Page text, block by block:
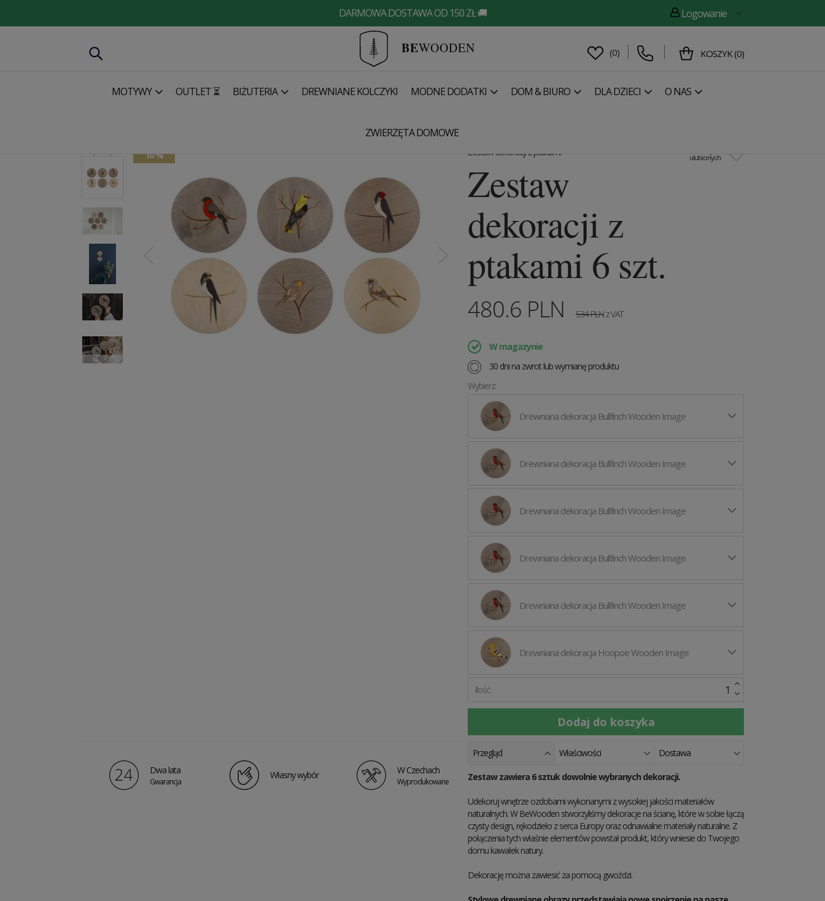
DARMOWA DOSTAWA OD 150 ZŁ 🚚 Logowanie
BEWOODEN (0) KOSZYK (0)
MOTYWY OUTLET ⏳ BIŻUTERIA DREWNIANE KOLCZYKI MODNE DODATKI DOM & BIURO DLA DZIECI O NAS
ZWIERZĘTA DOMOWE
10 % ulubionych
Zestaw dekoracji z ptakami
Zestaw
dekoracji z
ptakami 6 szt.
480.6 PLN 534PLNz VAT
W magazynie
30 dni na zwrot lub wymianę produktu
Wybierz:
Drewniana dekoracja Bullfinch Wooden Image
Drewniana dekoracja Bullfinch Wooden Image
Drewniana dekoracja Bullfinch Wooden Image
Drewniana dekoracja Bullfinch Wooden Image
Drewniana dekoracja Bullfinch Wooden Image
Drewniana dekoracja Hoopoe Wooden Image
Ilość:
Dwa lata
Gwarancja
Własny wybór W Czechach
Wyprodukowane
Przegląd Właściwości Dostawa
Zestaw zawiera 6 sztuk dowolnie wybranych dekoracji.
Udekoruj wnętrze ozdobami wykonanymi z wysokiej jakości materiałów
naturalnych. W BeWooden stworzyliśmy dekoracje na ścianę, które w sobie łączą
czysty design, rękodzieło z serca Europy oraz odnawialne materiały naturalne. Z
połączenia tych właśnie elementów powstał produkt, który wniesie do Twojego
domu kawałek natury.
Dekorację można zawiesić za pomocą gwoździ.